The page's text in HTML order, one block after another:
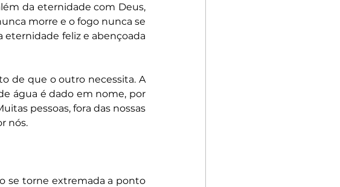
da eternidade com Deus,
morre e o fogo nunca se
eternidade feliz e abençoada
de que o outro necessita. A
água é dado em nome, por
pessoas, fora das nossas
nós.
se torne extremada a ponto